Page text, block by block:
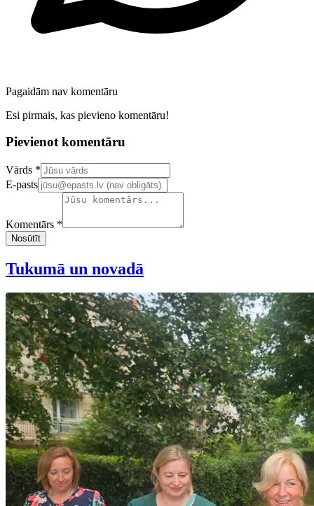
Pagaidām nav komentāru
Esi pirmais, kas pievieno komentāru!
Pievienot komentāru
Confirm your email address
Vārds *
E-pasts
Komentārs *
Nosūtīt
Tukumā un novadā